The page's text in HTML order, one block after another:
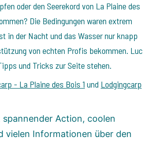
oder den Seerekord von La Plaine des
Die Bedingungen waren extrem
in der Nacht und das Wasser nur knapp
von echten Profis bekommen. Luc
und Tricks zur Seite stehen.
- La Plaine des Bois 1 und Lodgingcarp
spannender Action, coolen
vielen Informationen über den